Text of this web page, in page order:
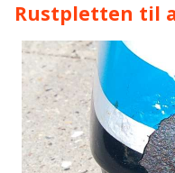
Rustpletten til